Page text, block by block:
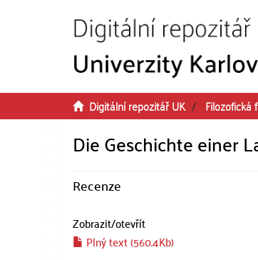
Digitální repozitář UK Filozofická
Die Geschichte einer
Recenze
Zobrazit/otevřít
Plný text (560.4Kb)